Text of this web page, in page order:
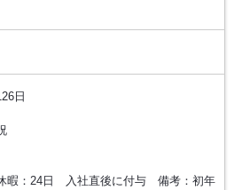
日
暇：24日 入社直後に付与 備考：初年